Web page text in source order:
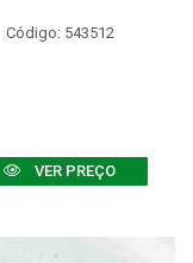
Código: 543512
VER PREÇO